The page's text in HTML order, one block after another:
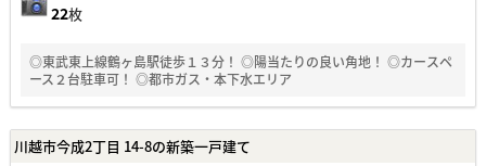
22枚
◎東武東上線鶴ヶ島駅徒歩１３分！ ◎陽当たりの良い角地！ ◎カースペ
ース２台駐車可！ ◎都市ガス・本下水エリア
川越市今成2丁目 14-8の新築一戸建て